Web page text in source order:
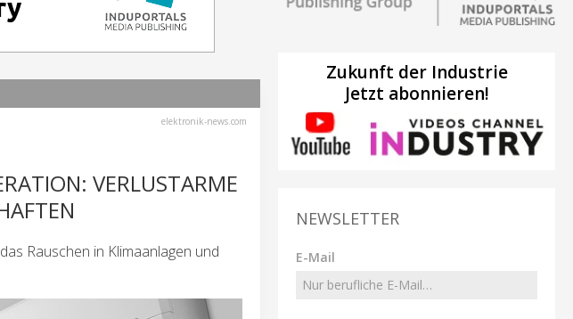
elektronik-news.com
VERLUSTARME
Rauschen in Klimaanlagen und
Zukunft der Industrie
Jetzt abonnieren!
NEWSLETTER
E-Mail